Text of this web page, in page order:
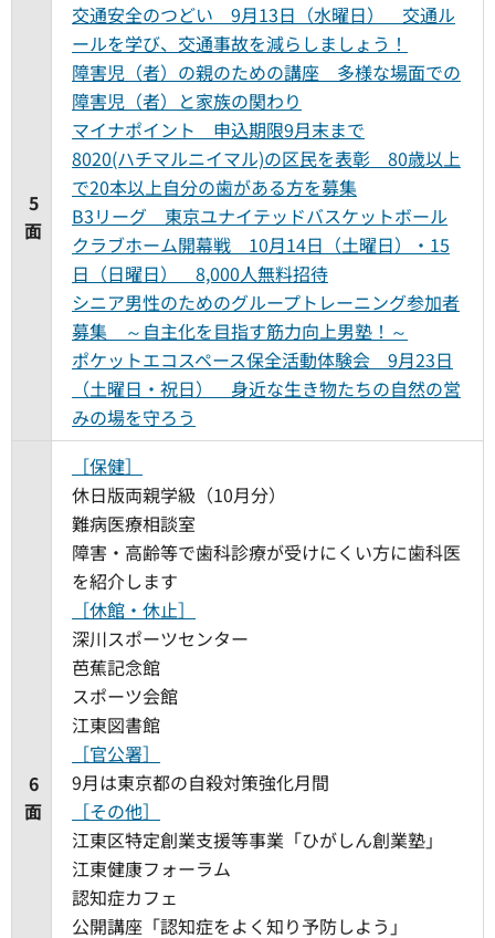
5
面
交通安全のつどい 9月13日（水曜日） 交通ル
ールを学び、交通事故を減らしましょう！
障害児（者）の親のための講座 多様な場面での
障害児（者）と家族の関わり
マイナポイント 申込期限9月末まで
8020(ハチマルニイマル)の区民を表彰 80歳以上
で20本以上自分の歯がある方を募集
B3リーグ 東京ユナイテッドバスケットボール
クラブホーム開幕戦 10月14日（土曜日）・15
日（日曜日） 8,000人無料招待
シニア男性のためのグループトレーニング参加者
募集 ～自主化を目指す筋力向上男塾！～
ポケットエコスペース保全活動体験会 9月23日
（土曜日・祝日） 身近な生き物たちの自然の営
みの場を守ろう
6
面
［保健］
休日版両親学級（10月分）
難病医療相談室
障害・高齢等で歯科診療が受けにくい方に歯科医
を紹介します
［休館・休止］
深川スポーツセンター
芭蕉記念館
スポーツ会館
江東図書館
［官公署］
9月は東京都の自殺対策強化月間
［その他］
江東区特定創業支援等事業「ひがしん創業塾」
江東健康フォーラム
認知症カフェ
公開講座「認知症をよく知り予防しよう」